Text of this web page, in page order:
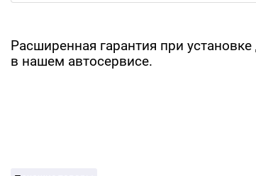
Расширенная гарантия при установке
в нашем автосервисе.